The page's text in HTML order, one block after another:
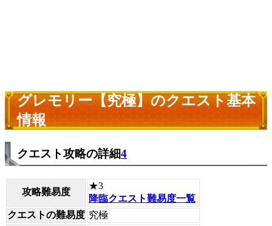
グレモリー【究極】のクエスト基本
情報
クエスト攻略の詳細4
攻略難易度
★3
降臨クエスト難易度一覧
クエストの難易度 究極